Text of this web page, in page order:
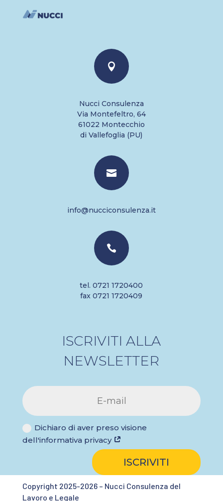

Nucci Consulenza
Via Montefeltro, 64
61022 Montecchio
di Vallefoglia (PU)

info@nucciconsulenza.it

tel. 0721 1720400
fax 0721 1720409
ISCRIVITI ALLA
NEWSLETTER
Dichiaro di aver preso visione
dell'informativa privacy
ISCRIVITI
Copyright 2025-2026 – Nucci Consulenza del
Lavoro e Legale